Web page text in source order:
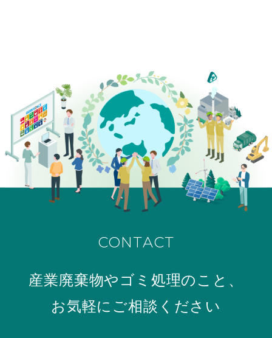
CONTACT
産業廃棄物やゴミ処理のこと、
お気軽にご相談ください